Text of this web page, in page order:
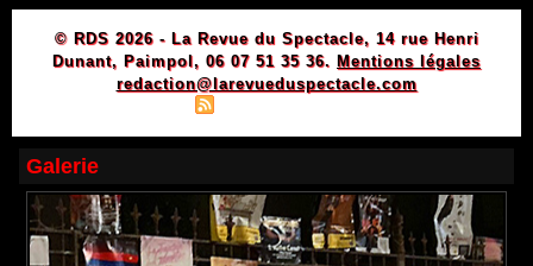
© RDS 2026 - La Revue du Spectacle, 14 rue Henri
Dunant, Paimpol, 06 07 51 35 36. Mentions légales
redaction@larevueduspectacle.com
Galerie